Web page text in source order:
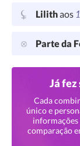
Lilithaos
Parte da
Já fez
Cada
único e
informações
comparação